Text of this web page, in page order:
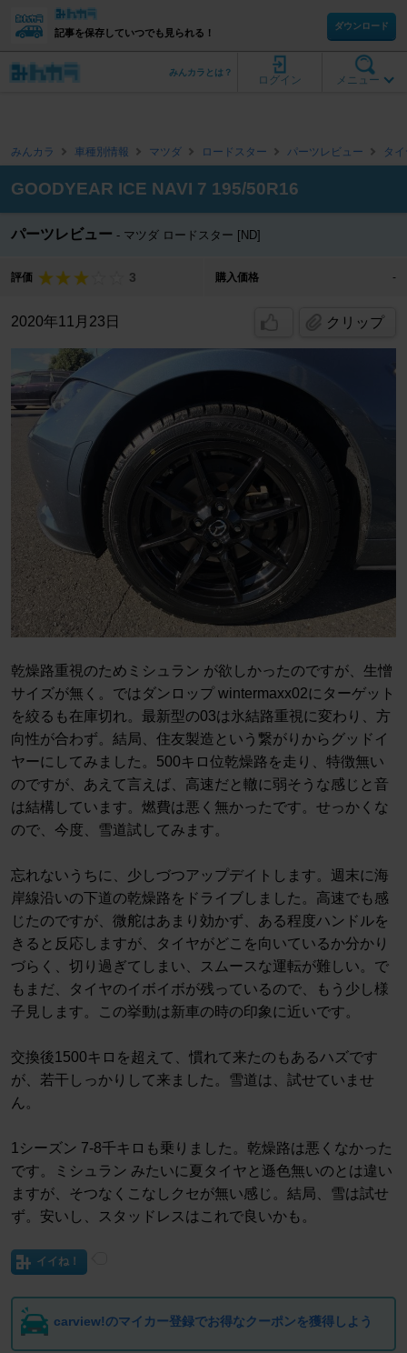
記事を保存していつでも見られる！
ダウンロード
メニュー
ログイン
みんカラとは？
みんカラ 車種別情報 マツダ ロードスター パーツレビュー タ
GOODYEAR ICE NAVI 7 195/50R16
パーツレビュー マツダ ロードスター [ND]
評価 3 購入価格 -
2020年11月23日 クリップ
乾燥路重視のためミシュラン が欲しかったのですが、生憎
サイズが無く。ではダンロップ wintermaxx02にターゲット
を絞るも在庫切れ。最新型の03は氷結路重視に変わり、方
向性が合わず。結局、住友製造という繋がりからグッドイ
ヤーにしてみました。500キロ位乾燥路を走り、特徴無い
のですが、あえて言えば、高速だと轍に弱そうな感じと音
は結構しています。燃費は悪く無かったです。せっかくな
ので、今度、雪道試してみます。
忘れないうちに、少しづつアップデイトします。週末に海
岸線沿いの下道の乾燥路をドライブしました。高速でも感
じたのですが、微舵はあまり効かず、ある程度ハンドルを
きると反応しますが、タイヤがどこを向いているか分かり
づらく、切り過ぎてしまい、スムースな運転が難しい。で
もまだ、タイヤのイボイボが残っているので、もう少し様
子見します。この挙動は新車の時の印象に近いです。
交換後1500キロを超えて、慣れて来たのもあるハズです
が、若干しっかりして来ました。雪道は、試せていませ
ん。
1シーズン 7-8千キロも乗りました。乾燥路は悪くなかった
です。ミシュラン みたいに夏タイヤと遜色無いのとは違い
ますが、そつなくこなしクセが無い感じ。結局、雪は試せ
ず。安いし、スタッドレスはこれで良いかも。
イイね！
carview!のマイカー登録でお得なクーポンを獲得しよう